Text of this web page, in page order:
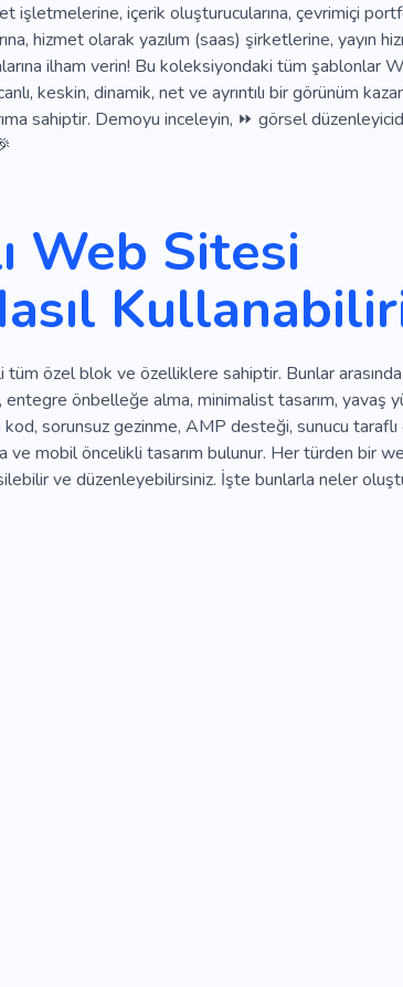
içerik oluşturucularına, çevrimiçi
hizmet olarak yazılım (saas) şirketlerine, yayın
ilham verin! Bu koleksiyondaki tüm şablonlar
keskin, dinamik, net ve ayrıntılı bir görünüm
sahiptir. Demoyu inceleyin, ⏩ görsel
Web Sitesi
özel blok ve özelliklere sahiptir. Bunlar arasında
önbelleğe alma, minimalist tasarım, yavaş
kod, sorunsuz gezinme, AMP desteği, sunucu
ve mobil öncelikli tasarım bulunur. Her türden bir
ve düzenleyebilirsiniz. İşte bunlarla neler